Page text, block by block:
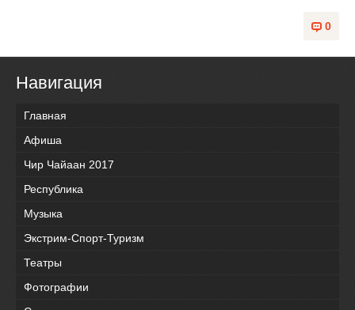
0
Навигация
Главная
Афиша
Чир Чайаан 2017
Республика
Музыка
Экстрим-Спорт-Туризм
Театры
Фотографии